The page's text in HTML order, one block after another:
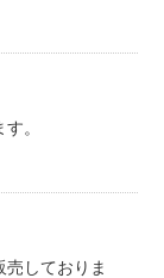
。
しておりま